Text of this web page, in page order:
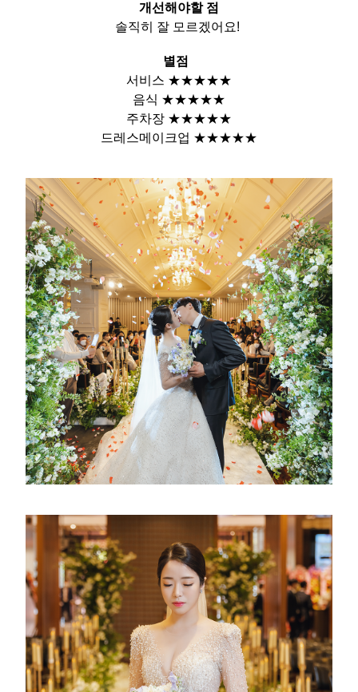
개선해야할 점
솔직히 잘 모르겠어요!
별점
서비스 ★★★★★
음식 ★★★★★
주차장 ★★★★★
드레스메이크업 ★★★★★